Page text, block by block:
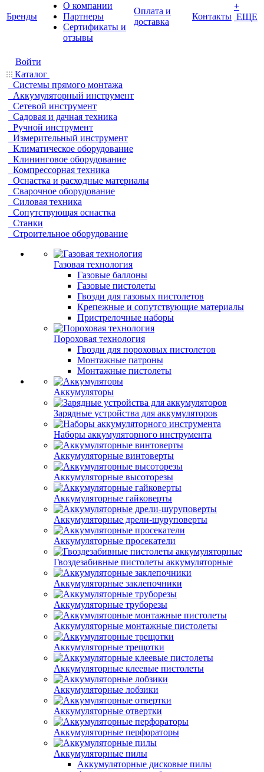
Бренды
О компании
Партнеры
Cертификаты и
отзывы
Оплата и
доставка
Контакты
+
ЕЩЕ
Войти
Каталог
Системы прямого монтажа
Аккумуляторный инструмент
Сетевой инструмент
Садовая и дачная техника
Ручной инструмент
Измерительный инструмент
Климатическое оборудование
Клининговое оборудование
Компрессорная техника
Оснастка и расходные материалы
Сварочное оборудование
Силовая техника
Сопутствующая оснастка
Станки
Строительное оборудование
Газовая технология
Газовые баллоны
Газовые пистолеты
Гвозди для газовых пистолетов
Крепежные и сопутствующие материалы
Пристрелочные наборы
Пороховая технология
Гвозди для пороховых пистолетов
Монтажные патроны
Монтажные пистолеты
Аккумуляторы
Зарядные устройства для аккумуляторов
Наборы аккумуляторного инструмента
Аккумуляторные винтоверты
Аккумуляторные высоторезы
Аккумуляторные гайковерты
Аккумуляторные дрели-шуруповерты
Аккумуляторные просекатели
Гвоздезабивные пистолеты аккумуляторные
Аккумуляторные заклепочники
Аккумуляторные труборезы
Аккумуляторные монтажные пистолеты
Аккумуляторные трещотки
Аккумуляторные клеевые пистолеты
Аккумуляторные лобзики
Аккумуляторные отвертки
Аккумуляторные перфораторы
Аккумуляторные пилы
Аккумуляторные дисковые пилы